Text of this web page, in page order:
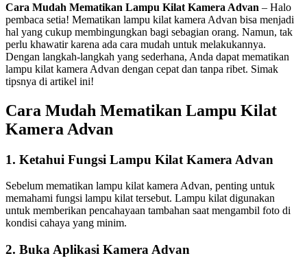
Cara Mudah Mematikan Lampu Kilat Kamera Advan – Halo
pembaca setia! Mematikan lampu kilat kamera Advan bisa menjadi
hal yang cukup membingungkan bagi sebagian orang. Namun, tak
perlu khawatir karena ada cara mudah untuk melakukannya.
Dengan langkah-langkah yang sederhana, Anda dapat mematikan
lampu kilat kamera Advan dengan cepat dan tanpa ribet. Simak
tipsnya di artikel ini!
Cara Mudah Mematikan Lampu Kilat
Kamera Advan
1. Ketahui Fungsi Lampu Kilat Kamera Advan
Sebelum mematikan lampu kilat kamera Advan, penting untuk
memahami fungsi lampu kilat tersebut. Lampu kilat digunakan
untuk memberikan pencahayaan tambahan saat mengambil foto di
kondisi cahaya yang minim.
2. Buka Aplikasi Kamera Advan